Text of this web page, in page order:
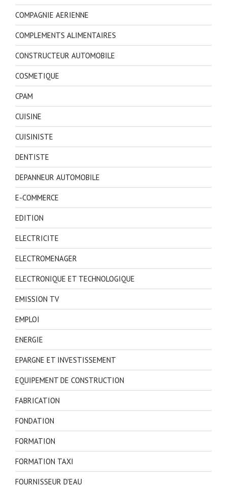
COMPAGNIE AERIENNE
COMPLEMENTS ALIMENTAIRES
CONSTRUCTEUR AUTOMOBILE
COSMETIQUE
CPAM
CUISINE
CUISINISTE
DENTISTE
DEPANNEUR AUTOMOBILE
E-COMMERCE
EDITION
ELECTRICITE
ELECTROMENAGER
ELECTRONIQUE ET TECHNOLOGIQUE
EMISSION TV
EMPLOI
ENERGIE
EPARGNE ET INVESTISSEMENT
EQUIPEMENT DE CONSTRUCTION
FABRICATION
FONDATION
FORMATION
FORMATION TAXI
FOURNISSEUR D'EAU